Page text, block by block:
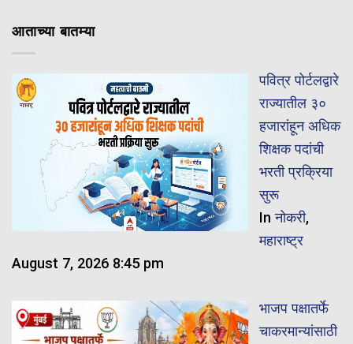
आताच्या बातम्या
पवित्र पोर्टलद्वारे
राज्यातील ३०
हजारांहून अधिक
शिक्षक पदांची
भरती प्रक्रिया
सुरू
Inनोकरी,
महाराष्ट्र
August 7, 2026 8:45 pm
भाजप पक्षातर्फे
चाकरमान्यांसाठी